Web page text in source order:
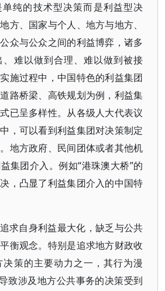
纯的技术型决策而是利益型决
方、国家与个人、地方与地方、
众与公众之间的利益博弈，诸多
难以做到合理、难以做到被接
施过程中，中国特色的利益集团
路桥梁、高铁规划为例，利益集
已呈多样性。从各级人大代表议
，可以看到利益集团对决策制定
地方政府、民间团体或者其他机
集团介入。例如“港珠澳大桥”的
，凸显了利益集团介入的中国特
求自身利益最大化，缺乏与公共
衡观念。特别是追求地方财政收
决策的主要动力之一，其行为漫
致涉及地方公共事务的决策受到